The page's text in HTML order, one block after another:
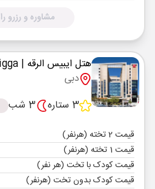
مشاوره و رزرو
هتل ایبیس الرقه | Ibis Al Rigga
دبی
3 ستاره
3 شب
قیمت 2 تخته (هرنفر)
قیمت 1 تخته (هرنفر)
قیمت کودک با تخت (هر نفر)
قیمت کودک بدون تخت (هرنفر)